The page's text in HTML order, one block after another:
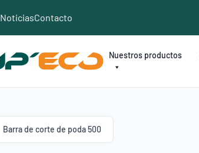
NoticiasContacto
Nuestros productos
Barra de corte de poda 500